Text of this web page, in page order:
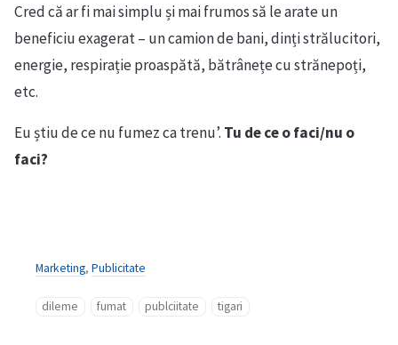
Cred că ar fi mai simplu și mai frumos să le arate un
beneficiu exagerat – un camion de bani, dinți strălucitori,
energie, respirație proaspătă, bătrânețe cu strănepoți,
etc.
Eu știu de ce nu fumez ca trenu’. Tu de ce o faci/nu o
faci?
Marketing, Publicitate
dileme fumat publciitate tigari